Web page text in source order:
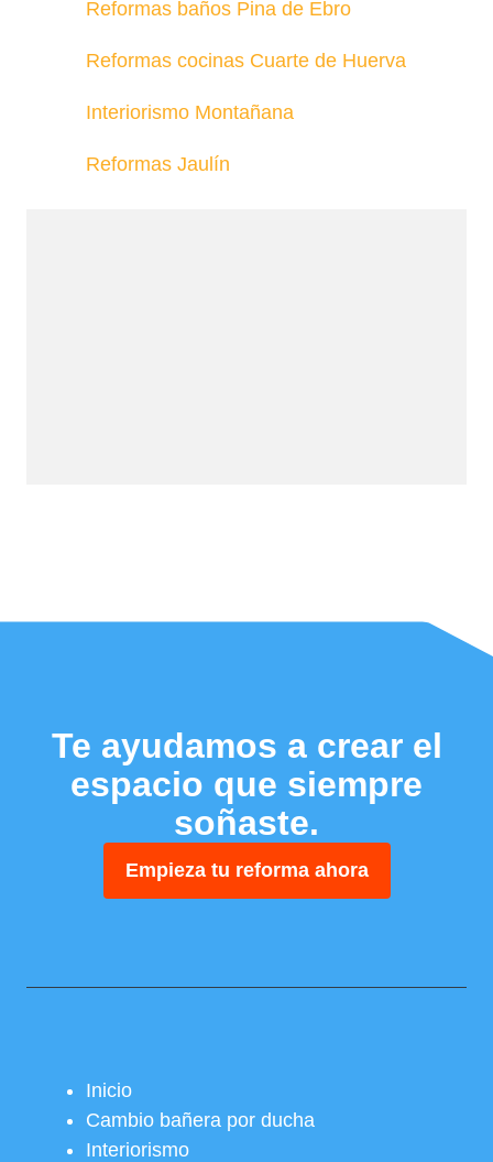
Reformas baños Pina de Ebro
Reformas cocinas Cuarte de Huerva
Interiorismo Montañana
Reformas Jaulín
Te ayudamos a crear el
espacio que siempre
soñaste.
Empieza tu reforma ahora
Inicio
Cambio bañera por ducha
Interiorismo